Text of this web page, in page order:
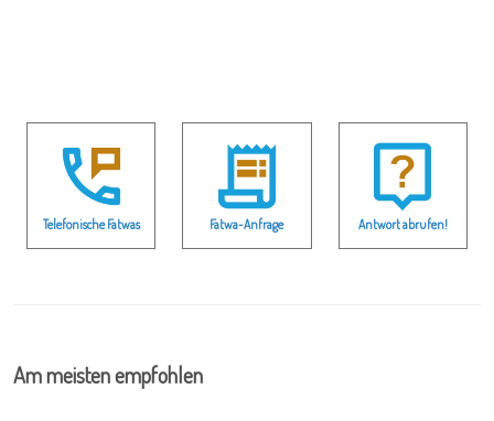
Telefonische Fatwas Fatwa-Anfrage Antwort abrufen!
Am meisten empfohlen